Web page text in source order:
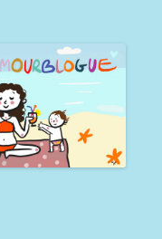
coquillages… et la mer !
au contenu principal